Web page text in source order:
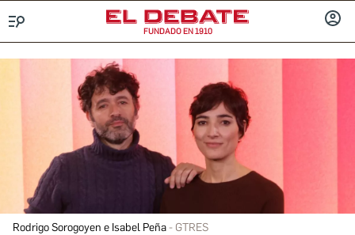
FUNDADO EN 1910
Rodrigo Sorogoyen e Isabel Peña GTRES